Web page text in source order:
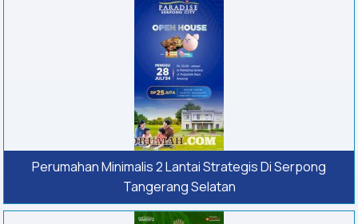
Perumahan Minimalis 2 Lantai Strategis Di Serpong
Tangerang Selatan